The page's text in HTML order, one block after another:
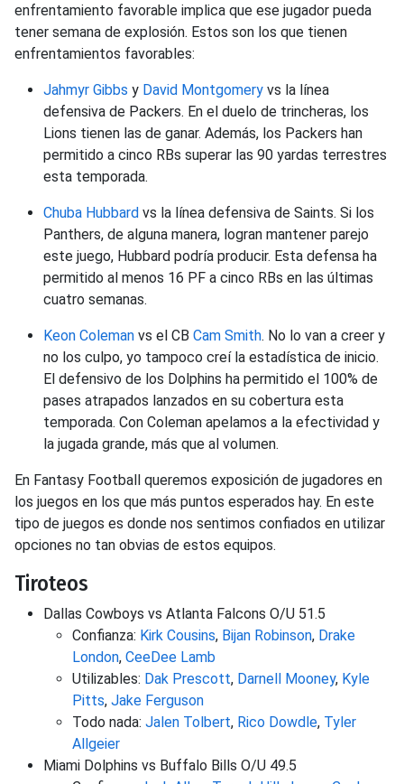
enfrentamiento favorable implica que ese jugador pueda
tener semana de explosión. Estos son los que tienen
enfrentamientos favorables:
Jahmyr Gibbs y David Montgomery vs la línea
defensiva de Packers. En el duelo de trincheras, los
Lions tienen las de ganar. Además, los Packers han
permitido a cinco RBs superar las 90 yardas terrestres
esta temporada.
Chuba Hubbard vs la línea defensiva de Saints. Si los
Panthers, de alguna manera, logran mantener parejo
este juego, Hubbard podría producir. Esta defensa ha
permitido al menos 16 PF a cinco RBs en las últimas
cuatro semanas.
Keon Coleman vs el CB Cam Smith. No lo van a creer y
no los culpo, yo tampoco creí la estadística de inicio.
El defensivo de los Dolphins ha permitido el 100% de
pases atrapados lanzados en su cobertura esta
temporada. Con Coleman apelamos a la efectividad y
la jugada grande, más que al volumen.
En Fantasy Football queremos exposición de jugadores en
los juegos en los que más puntos esperados hay. En este
tipo de juegos es donde nos sentimos confiados en utilizar
opciones no tan obvias de estos equipos.
Tiroteos
Dallas Cowboys vs Atlanta Falcons O/U 51.5
Confianza: Kirk Cousins, Bijan Robinson, Drake
London, CeeDee Lamb
Utilizables: Dak Prescott, Darnell Mooney, Kyle
Pitts, Jake Ferguson
Todo nada: Jalen Tolbert, Rico Dowdle, Tyler
Allgeier
Miami Dolphins vs Buffalo Bills O/U 49.5